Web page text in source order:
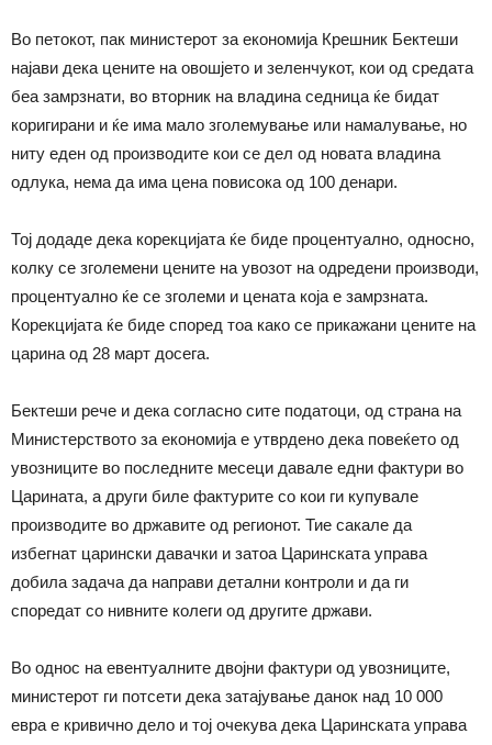
Во петокот, пак министерот за економија Крешник Бектеши
најави дека цените на овошјето и зеленчукот, кои од средата
беа замрзнати, во вторник на владина седница ќе бидат
коригирани и ќе има мало зголемување или намалување, но
ниту еден од производите кои се дел од новата владина
одлука, нема да има цена повисока од 100 денари.
Тој додаде дека корекцијата ќе биде процентуално, односно,
колку се зголемени цените на увозот на одредени производи,
процентуално ќе се зголеми и цената која е замрзната.
Корекцијата ќе биде според тоа како се прикажани цените на
царина од 28 март досега.
Бектеши рече и дека согласно сите податоци, од страна на
Министерството за економија е утврдено дека повеќето од
увозниците во последните месеци давале едни фактури во
Царината, а други биле фактурите со кои ги купувале
производите во државите од регионот. Тие сакале да
избегнат царински давачки и затоа Царинската управа
добила задача да направи детални контроли и да ги
споредат со нивните колеги од другите држави.
Во однос на евентуалните двојни фактури од увозниците,
министерот ги потсети дека затајување данок над 10 000
евра е кривично дело и тој очекува дека Царинската управа